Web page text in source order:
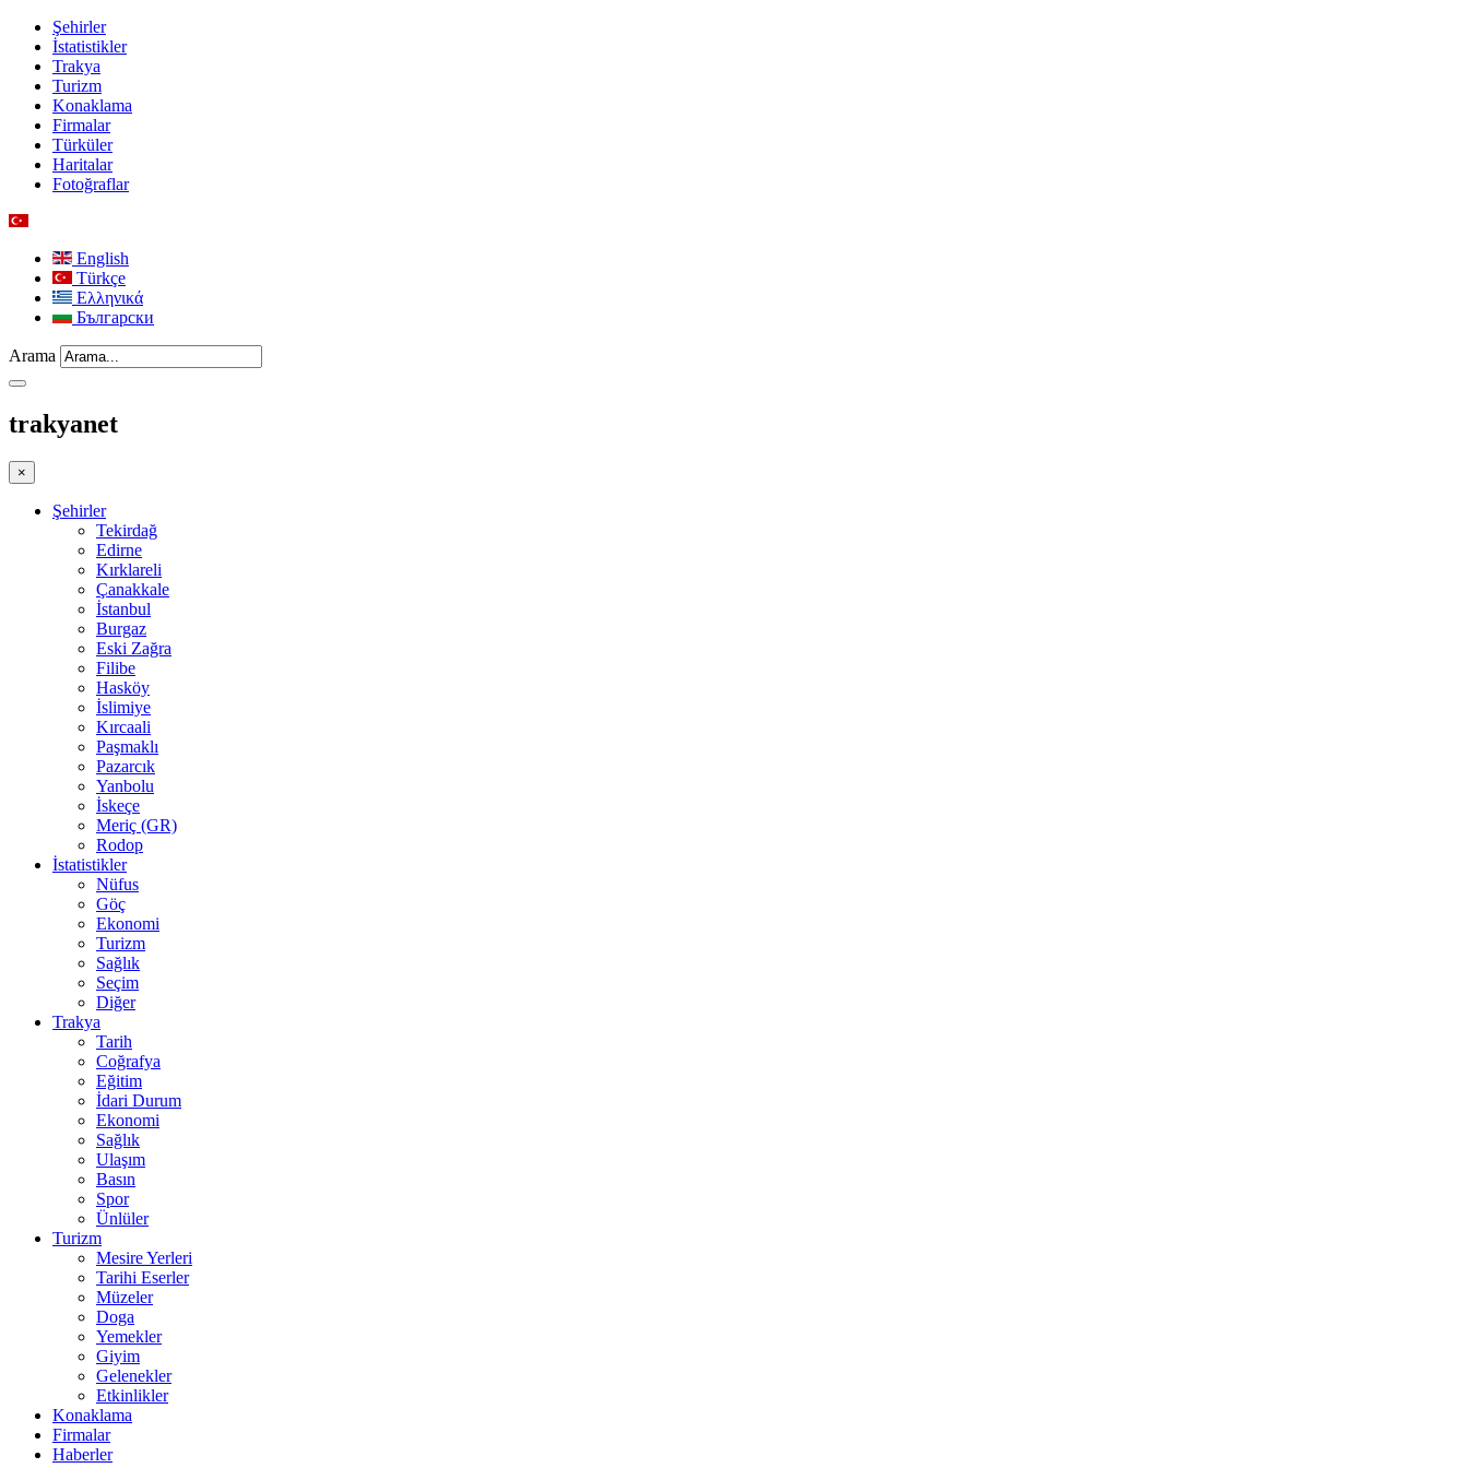
Şehirler
İstatistikler
Trakya
Turizm
Konaklama
Firmalar
Türküler
Haritalar
Fotoğraflar
English
Türkçe
Ελληνικά
Български
Arama
trakyanet
×
Şehirler
Tekirdağ
Edirne
Kırklareli
Çanakkale
İstanbul
Burgaz
Eski Zağra
Filibe
Hasköy
İslimiye
Kırcaali
Paşmaklı
Pazarcık
Yanbolu
İskeçe
Meriç (GR)
Rodop
İstatistikler
Nüfus
Göç
Ekonomi
Turizm
Sağlık
Seçim
Diğer
Trakya
Tarih
Coğrafya
Eğitim
İdari Durum
Ekonomi
Sağlık
Ulaşım
Basın
Spor
Ünlüler
Turizm
Mesire Yerleri
Tarihi Eserler
Müzeler
Doga
Yemekler
Giyim
Gelenekler
Etkinlikler
Konaklama
Firmalar
Haberler